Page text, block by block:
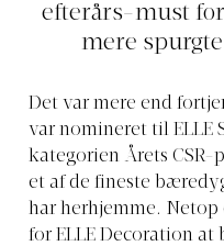
efterårs-must for
mere
Det var mere end
var nomineret til ELLE
kategorien Årets CSR-
et af de fineste
har herhjemme. Netop
for ELLE Decoration at